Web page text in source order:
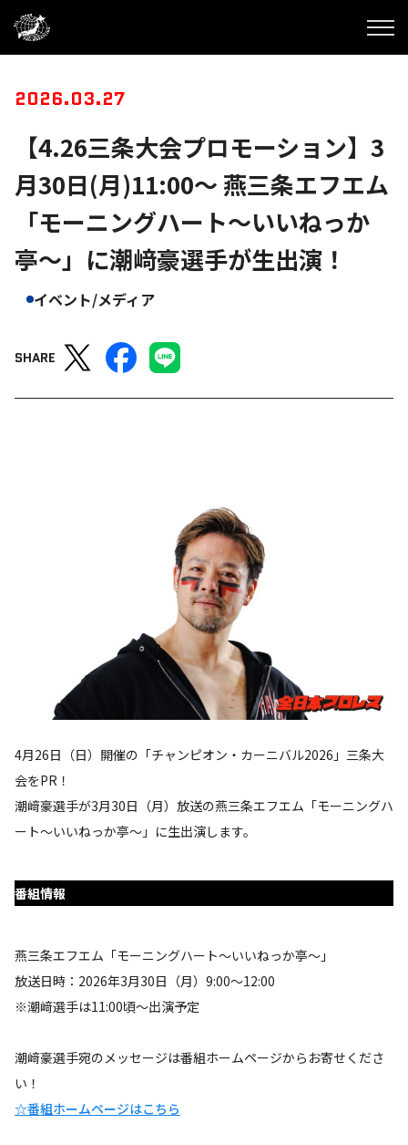
2026.03.27
【4.26三条大会プロモーション】3
月30日(月)11:00～ 燕三条エフエム
「モーニングハート〜いいねっか
亭〜」に潮﨑豪選手が生出演！
イベント/メディア
SHARE
4月26日（日）開催の「チャンピオン・カーニバル2026」三条大
会をPR！
潮﨑豪選手が3月30日（月）放送の燕三条エフエム「モーニングハ
ート〜いいねっか亭〜」に生出演します。
番組情報
燕三条エフエム「モーニングハート〜いいねっか亭〜」
放送日時：2026年3月30日（月）9:00～12:00
※潮﨑選手は11:00頃～出演予定
潮﨑豪選手宛のメッセージは番組ホームページからお寄せくださ
い！
☆番組ホームページはこちら